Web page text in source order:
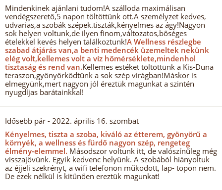
Mindenkinek ajánlani tudom!A szálloda maximálisan
vendégszerető,5 napon töltöttünk ott.A személyzet kedves,
udvarias,a szobák szépek.tiszták,kényelmes az ágy!Nagyon
sok helyen voltunk,de ilyen finom,változatos,bőséges
ételekkel kevés helyen találkoztunk!A Wellness részlegbe
szabad átjárás van,a benti medencék üzemeltek nekünk
elég volt,kellemes volt a víz hőmérséklete,mindenhol
tisztaság és rend van.Kellemes estéket töltöttünk a Kis-Duna
teraszon,gyönyörködtünk a sok szép virágban!Máskor is
elmegyünk,mert nagyon jól éreztük magunkat a szintén
nyugdíjas barátainkkal!
Idősebb pár - 2022. április 16. szombat
Kényelmes, tiszta a szoba, kiváló az étterem, gyönyörű a
környék, a wellness és fürdő nagyon szép, rengeteg
élmény-elemmel. Másodszor voltunk itt, de valószínűleg még
visszajövünk. Egyik kedvenc helyünk. A szobából hiányoltuk
az éjjeli szekrényt, a wifi telefonon működött, lap- topon nem.
De ezek nélkül is kitűnően ereztük magunkat!